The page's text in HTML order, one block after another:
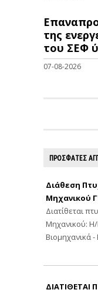
της
του ΣΕΦ
07-08-2026
ΠΡΟΣΦΑΤΕΣ
Διάθεση
Μηχανικού
Διατίθεται
Μηχανικού:
Βιομηχανικά -
ΔΙΑΤΙΘΕΤΑΙ